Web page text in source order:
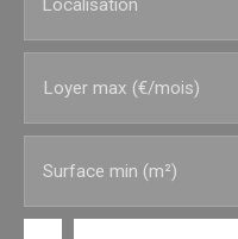
Loyer max (€/mois)
Surface min (m²)